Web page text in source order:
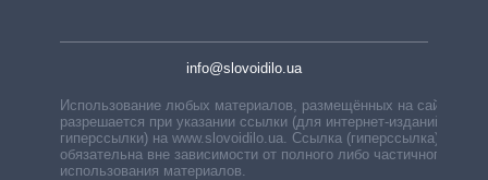
info@slovoidilo.ua
Использование любых материалов, размещённых на сайте,
разрешается при указании ссылки (для интернет-изданий —
гиперссылки) на www.slovoidilo.ua. Ссылка (гиперссылка)
обязательна вне зависимости от полного либо частичного
использования материалов.